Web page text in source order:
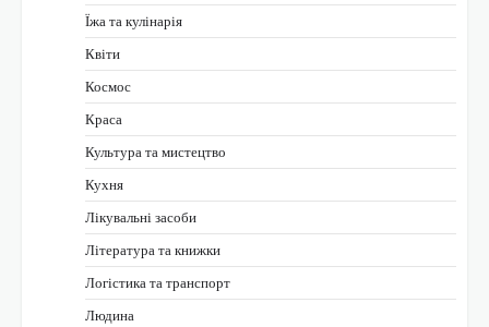
Їжа та кулінарія
Квіти
Космос
Краса
Культура та мистецтво
Кухня
Лікувальні засоби
Література та книжки
Логістика та транспорт
Людина